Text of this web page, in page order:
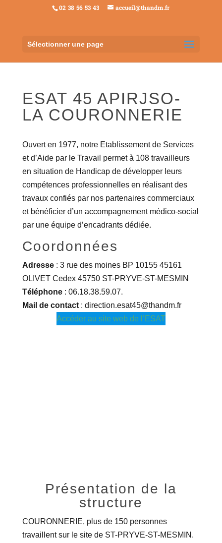
02 38 56 53 43 accueil@thandm.fr
Sélectionner une page
ESAT 45 APIRJSO-
LA COURONNERIE
Ouvert en 1977, notre Etablissement de Services
et d’Aide par le Travail permet à 108 travailleurs
en situation de Handicap de développer leurs
compétences professionnelles en réalisant des
travaux confiés par nos partenaires commerciaux
et bénéficier d’un accompagnement médico-social
par une équipe d’encadrants dédiée.
Coordonnées
Adresse : 3 rue des moines BP 10155 45161
OLIVET Cedex 45750 ST-PRYVE-ST-MESMIN
Téléphone : 06.18.38.59.07.
Mail de contact: direction.esat45@thandm.fr
Accéder au site web de l’ESAT
Présentation de la
structure
COURONNERIE, plus de 150 personnes
travaillent sur le site de ST-PRYVE-ST-MESMIN.